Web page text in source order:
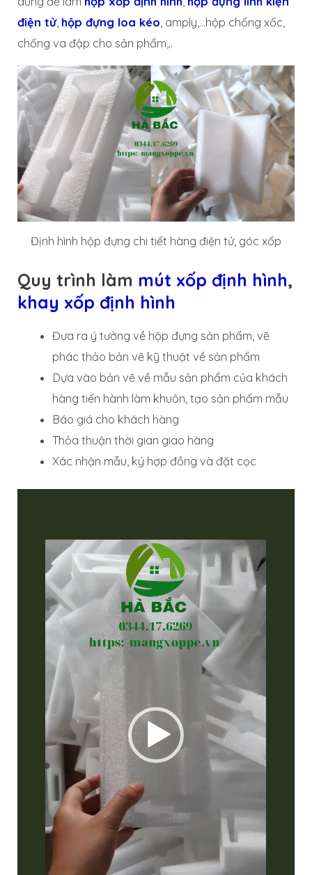
điện tử, hộp đựng loa kéo, amply,…hộp chống xốc,
chống va đập cho sản phẩm,..
Định hình hộp đựng chi tiết hàng điện tử, góc xốp
Quy trình làm mút xốp định hình,
khay xốp định hình
Đưa ra ý tưởng về hộp đựng sản phẩm, vẽ
phác thảo bản vẽ kỹ thuật về sản phẩm
Dựa vào bản vẽ về mẫu sản phẩm của khách
hàng tiến hành làm khuôn, tạo sản phẩm mẫu
Báo giá cho khách hàng
Thỏa thuận thời gian giao hàng
Xác nhận mẫu, ký hợp đồng và đặt cọc
Video